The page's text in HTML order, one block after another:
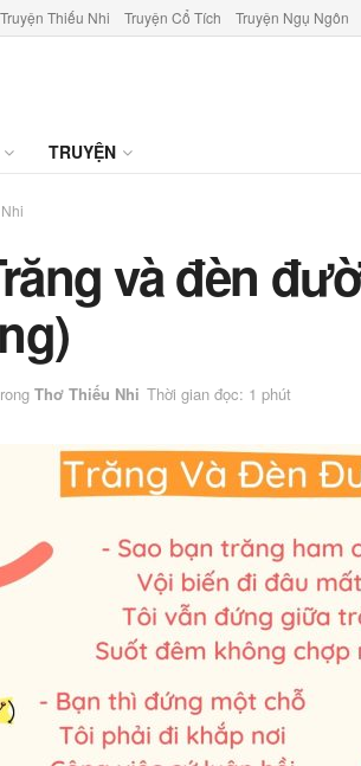
Truyện Thiếu Nhi Truyện Cổ Tích Truyện Ngụ Ngôn
TRUYỆN
và đèn
Thơ Thiếu Nhi Thời gian đọc: 1 phút